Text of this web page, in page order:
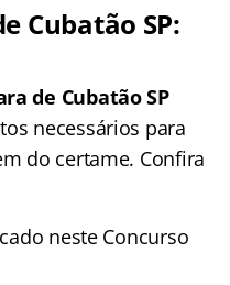
Cubatão SP:
de Cubatão SP
necessários para
do certame. Confira
neste Concurso